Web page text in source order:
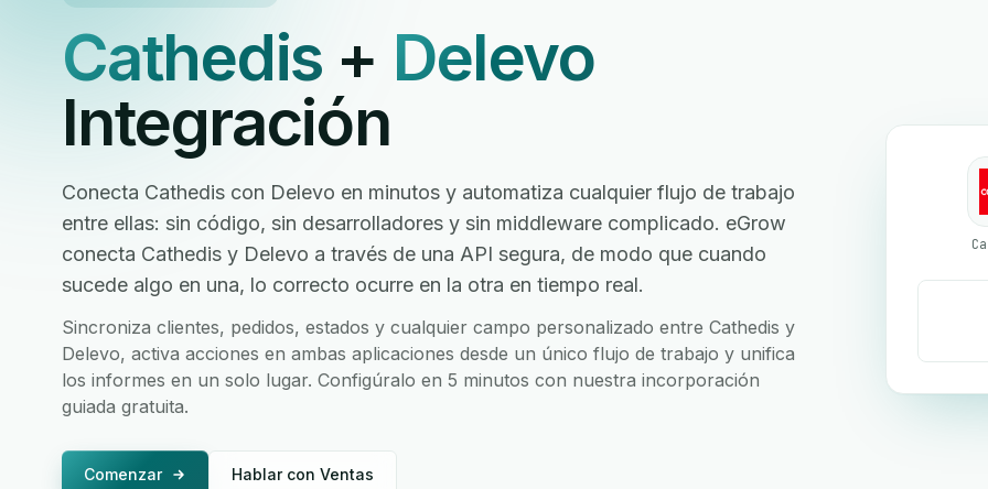
Cathedis + Delevo
Integración
Conecta Cathedis con Delevo en minutos y automatiza cualquier flujo de trabajo
entre ellas: sin código, sin desarrolladores y sin middleware complicado. eGrow
conecta Cathedis y Delevo a través de una API segura, de modo que cuando
sucede algo en una, lo correcto ocurre en la otra en tiempo real.
Sincroniza clientes, pedidos, estados y cualquier campo personalizado entre Cathedis y
Delevo, activa acciones en ambas aplicaciones desde un único flujo de trabajo y unifica
los informes en un solo lugar. Configúralo en 5 minutos con nuestra incorporación
guiada gratuita.
Comenzar Hablar con Ventas